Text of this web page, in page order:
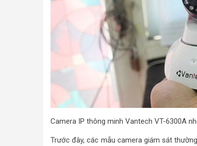
Camera IP thông minh Vantech VT-6300A
Trước đây, các mẫu camera giám sát